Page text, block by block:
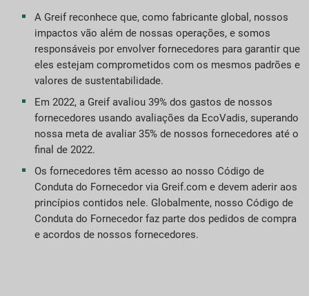
de Sustentabilidade
e Desempenho
de relatórios ESG
de downloads
A Greif reconhece que, como fabricante global, nossos
impactos vão além de nossas operações, e somos
responsáveis por envolver fornecedores para garantir que
eles estejam comprometidos com os mesmos padrões e
valores de sustentabilidade.
Em 2022, a Greif avaliou 39% dos gastos de nossos
fornecedores usando avaliações da EcoVadis, superando
nossa meta de avaliar 35% de nossos fornecedores até o
final de 2022.
Os fornecedores têm acesso ao nosso Código de
Conduta do Fornecedor via Greif.com e devem aderir aos
princípios contidos nele. Globalmente, nosso Código de
Conduta do Fornecedor faz parte dos pedidos de compra
e acordos de nossos fornecedores.